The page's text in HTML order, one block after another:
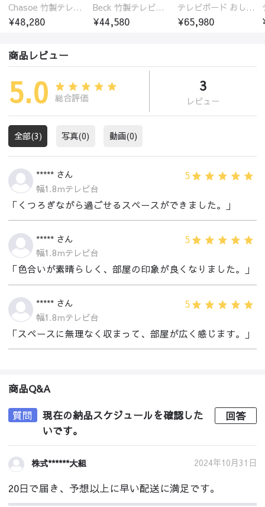
Chasoe 竹製テレビ台 ローボード
¥48,280
Beck 竹製テレビ台 ローボード 開放的
¥44,580
テレビボード おしゃれ ローボード 楠竹 幅100 幅120 幅140 幅160 ナチュラル 天然素材 北欧風 リビング収納 TV台 一人暮らし ファミリー対応 zt-548
¥65,980
商品レビュー
5.0 総合評価
3
レビュー
全部(3) 写真(0) 動画(0)
***** さん 5
幅1.8ｍテレビ台
「くつろぎながら過ごせるスペースができました。」
***** さん 5
幅1.8ｍテレビ台
「色合いが素晴らしく、部屋の印象が良くなりました。」
***** さん 5
幅1.8ｍテレビ台
「スペースに無理なく収まって、部屋が広く感じます。」
商品Q&A
質問
現在の納品スケジュールを確認した
いです。
回答
株式******大組 2024年10月31日
20日で届き、予想以上に早い配送に満足です。